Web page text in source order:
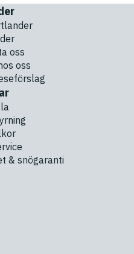
oss
oss
& snögaranti